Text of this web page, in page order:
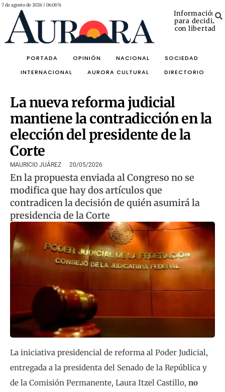
7 de agosto de 2026 | 06:00 h
Información
para decidir
con libertad
PORTADA OPINIÓN NACIONAL
SOCIEDAD
INTERNACIONAL
AURORA CULTURAL DIRECTORIO
La nueva reforma judicial
mantiene la contradicción en la
elección del presidente de la
Corte
MAURICIO JUÁREZ 20/05/2026
En la propuesta enviada al Congreso no se
modifica que hay dos artículos que
contradicen la decisión de quién asumirá la
presidencia de la Corte
La iniciativa presidencial de reforma al Poder Judicial,
entregada a la presidenta del Senado de la República y
de la Comisión Permanente, Laura Itzel Castillo, no